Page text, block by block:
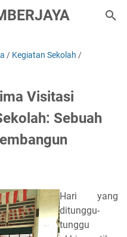
/ Kegiatan Sekolah /
Visitasi
Sebuah
Hari yang
ditunggu-
tunggu